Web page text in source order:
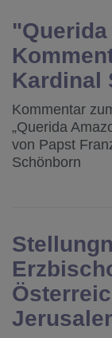
Kardinal
Kommentar
„Querida
von Papst
Schönborn